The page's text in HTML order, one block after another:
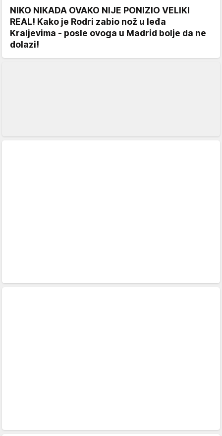
NIKO NIKADA OVAKO NIJE PONIZIO VELIKI
REAL! Kako je Rodri zabio nož u leđa
Kraljevima - posle ovoga u Madrid bolje da ne
dolazi!